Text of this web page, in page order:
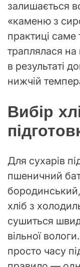
залишається
«каменю з
практиці
траплялася
в результаті
нижчій
Вибір
Для сухарів
пшеничний
хліб з
сушиться
вільної
просто часу